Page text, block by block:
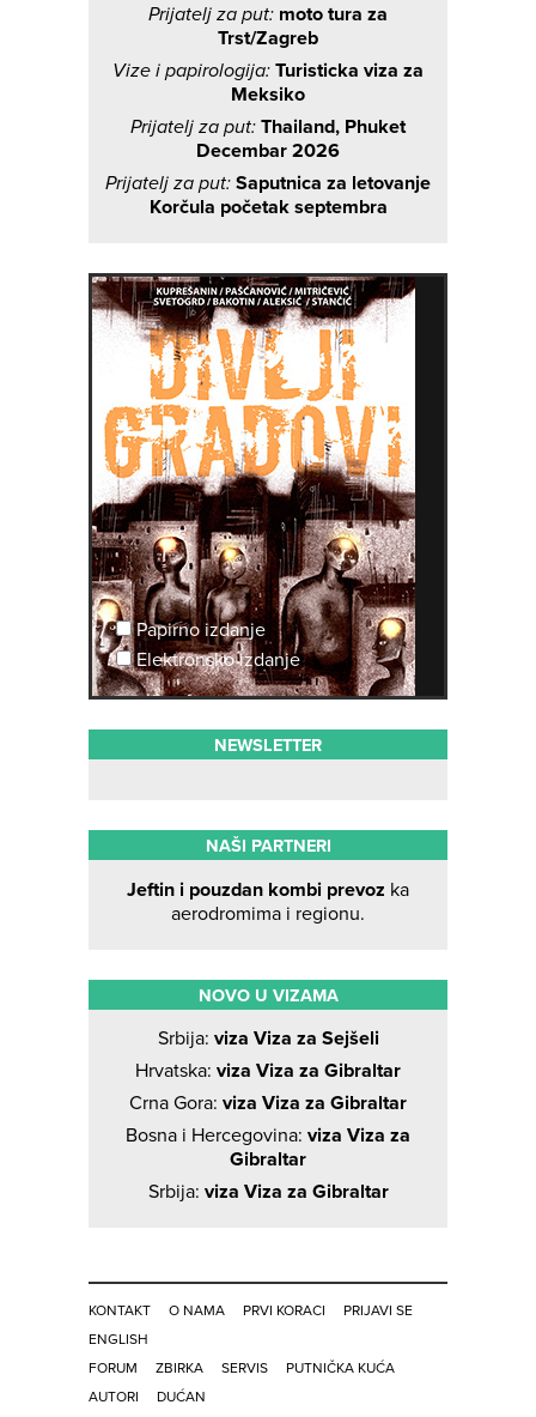
Prijatelj za put: moto tura za
Trst/Zagreb
Vize i papirologija: Turisticka viza za
Meksiko
Prijatelj za put: Thailand, Phuket
Decembar 2026
Prijatelj za put: Saputnica za letovanje
Korčula početak septembra
Papirno izdanje
Elektronsko izdanje
NEWSLETTER
NAŠI PARTNERI
Jeftin i pouzdan kombi prevoz ka
aerodromima i regionu.
NOVO U VIZAMA
Srbija: viza Viza za Sejšeli
Hrvatska: viza Viza za Gibraltar
Crna Gora: viza Viza za Gibraltar
Bosna i Hercegovina: viza Viza za
Gibraltar
Srbija: viza Viza za Gibraltar
KONTAKT O NAMA PRVI KORACI
PRIJAVI SE
ENGLISH
FORUM
ZBIRKA SERVIS
PUTNIČKA KUĆA
AUTORI
DUĆAN